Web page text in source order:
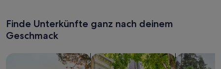
Finde Unterkünfte ganz nach deinem
Geschmack
Suche nach FerienhäusernSuche nach Ferienwohnungen oder
Suche nach